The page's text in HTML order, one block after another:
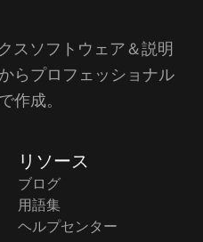
スソフトウェア＆説明
らプロフェッショナル
作成。
リソース
ブログ
用語集
ヘルプセンター